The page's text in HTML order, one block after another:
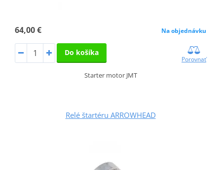
64,00 € Na objednávku
Do košíka
Porovnať
Starter motor JMT
Relé štartéru ARROWHEAD